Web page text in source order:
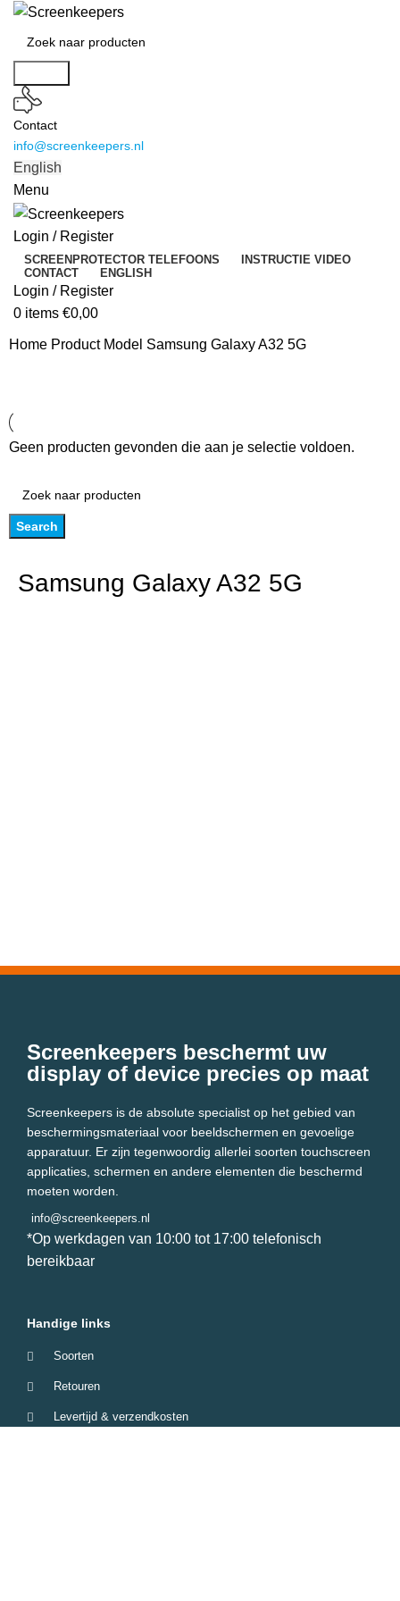
Contact
info@screenkeepers.nl
English
Menu
Login / Register
SCREENPROTECTOR TELEFOONS
INSTRUCTIE VIDEO
CONTACT
ENGLISH
Login / Register
0 items €0,00
Home Product Model Samsung Galaxy A32 5G
Geen producten gevonden die aan je selectie voldoen.
Search
Samsung Galaxy A32 5G
Screenkeepers beschermt uw
display of device precies op maat
Screenkeepers is de absolute specialist op het gebied van
beschermingsmateriaal voor beeldschermen en gevoelige
apparatuur. Er zijn tegenwoordig allerlei soorten touchscreen
applicaties, schermen en andere elementen die beschermd
moeten worden.
info@screenkeepers.nl
*Op werkdagen van 10:00 tot 17:00 telefonisch
bereikbaar
Handige links
Soorten
Retouren
Levertijd & verzendkosten